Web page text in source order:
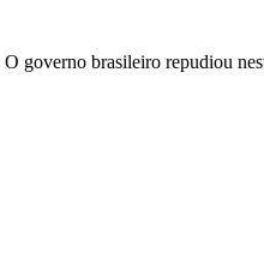
governo brasileiro repudiou